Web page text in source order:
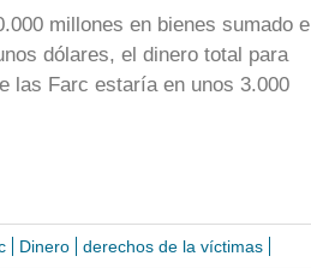
millones en bienes sumado
dólares, el dinero total para
las Farc estaría en unos 3.000
Dinero derechos de la víctimas